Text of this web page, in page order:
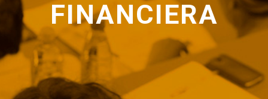
FINANCIERA